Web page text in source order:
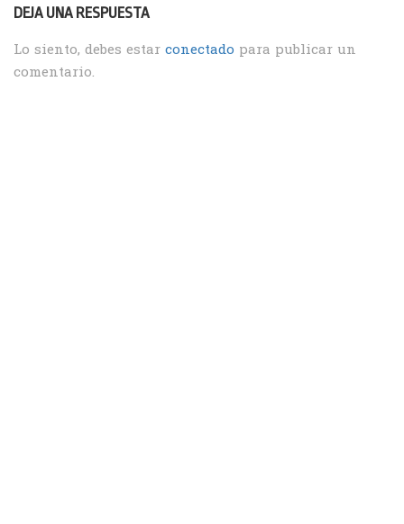
DEJA UNA RESPUESTA
Lo siento, debes estar conectado para publicar un
comentario.